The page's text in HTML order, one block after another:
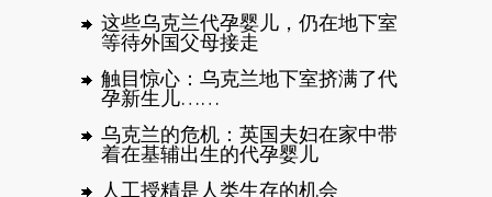
这些乌克兰代孕婴儿，仍在地下室
等待外国父母接走
触目惊心：乌克兰地下室挤满了代
孕新生儿……
乌克兰的危机：英国夫妇在家中带
着在基辅出生的代孕婴儿
人工授精是人类生存的机会